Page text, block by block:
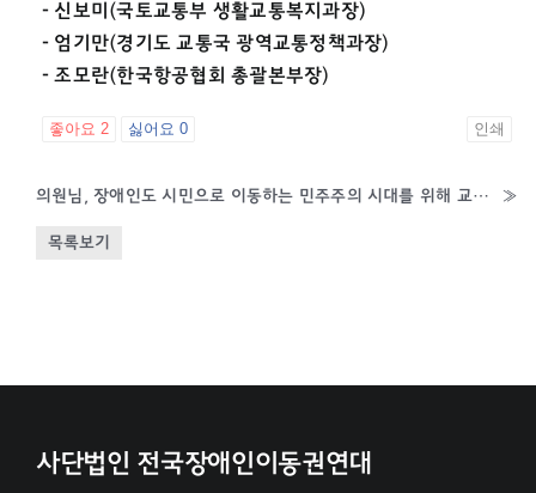
- 신보미(국토교통부 생활교통복지과장)
- 엄기만(경기도 교통국 광역교통정책과장)
- 조모란(한국항공협회 총괄본부장)
좋아요 2 싫어요0 인쇄
의원님, 장애인도 시민으로 이동하는 민주주의 시대를 위해 교통약자이동권보장법 제정해주십시오. »
목록보기
사단법인 전국장애인이동권연대